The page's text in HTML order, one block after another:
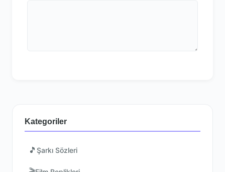
Kategoriler
🎵 Şarkı Sözleri